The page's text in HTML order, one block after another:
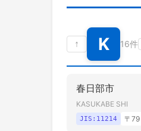
↑ K 16件
春日部市
KASUKABE SHI
JIS: 11214 〒 79